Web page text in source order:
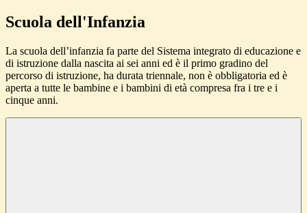
Scuola dell'Infanzia
La scuola dell’infanzia fa parte del Sistema integrato di educazione e
di istruzione dalla nascita ai sei anni ed è il primo gradino del
percorso di istruzione, ha durata triennale, non è obbligatoria ed è
aperta a tutte le bambine e i bambini di età compresa fra i tre e i
cinque anni.